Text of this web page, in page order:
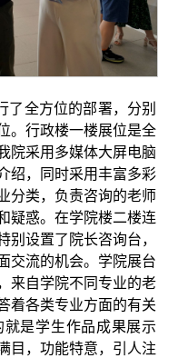
了全方位的部署，分别
。行政楼一楼展位是全
院采用多媒体大屏电脑
绍，同时采用丰富多彩
分类，负责咨询的老师
疑惑。在学院楼二楼连
别设置了院长咨询台，
交流的机会。学院展台
来自学院不同专业的老
着各类专业方面的有关
是学生作品成果展示
目，功能特意，引人注